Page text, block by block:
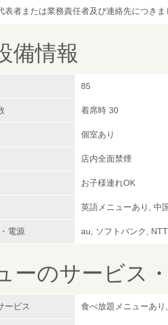
表者または業務責任者及び連絡先につきま
備情報
85
着席時 30
個室あり
店内全面禁煙
お子様連れOK
英語メニューあり, 中
電源 au, ソフトバンク,
ーのサービス
ービス 食べ放題メニューあ